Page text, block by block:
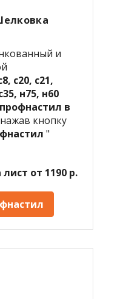
и
с20, с21,
н75, н60
в
кнопку
"
от 1190 р.